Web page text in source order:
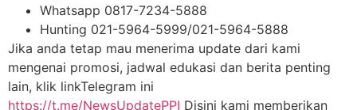
Whatsapp 0817-7234-5888
Hunting 021-5964-5999/021-5964-5888
Jika anda tetap mau menerima update dari kami
mengenai promosi, jadwal edukasi dan berita penting
lain, klik linkTelegram ini
https://t.me/NewsUpdatePPI Disini kami memberikan